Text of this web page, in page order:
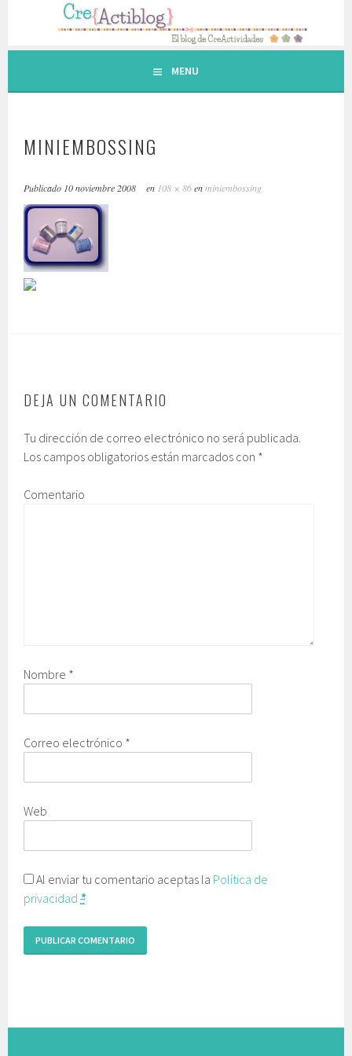
contenido.
MENU
MINIEMBOSSING
Publicado 10 noviembre 2008 en 108 × 86enminiembossing
DEJA UN COMENTARIO
Tu dirección de correo electrónico no será publicada.
Los campos obligatorios están marcados con *
Comentario
Nombre *
Correo electrónico *
Web
Al enviar tu comentario aceptas la Política de
privacidad *